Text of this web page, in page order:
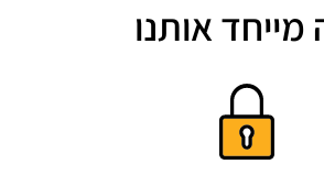
אותנו